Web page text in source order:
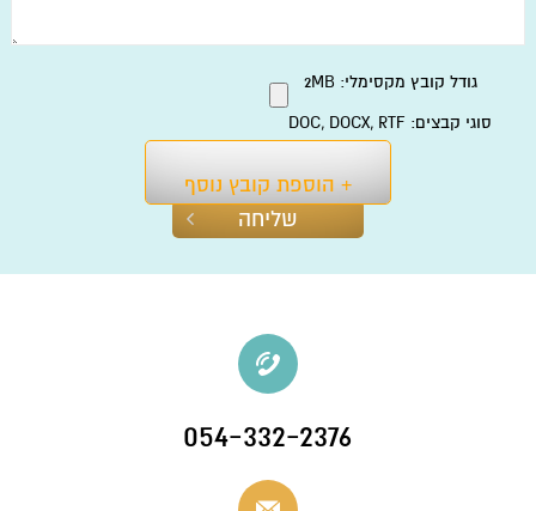
גודל קובץ מקסימלי: 2MB
סוגי קבצים: DOC, DOCX, RTF
+ הוספת קובץ נוסף
054-332-2376